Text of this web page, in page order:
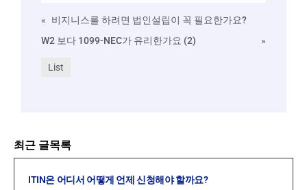
«
비지니스를 하려면 법인설립이 꼭 필요한가요?
W2 보다 1099-NEC가 유리한가요 (2)
»
List
최근 글목록
ITIN은 어디서 어떻게 언제 신청해야 할까요?